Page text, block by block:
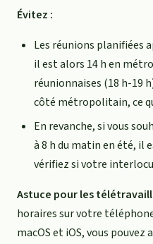
Évitez :
Les réunions planifiées
il est alors 14 h en
réunionnaises (18 h-19
côté métropolitain, ce
En revanche, si vous
à 8 h du matin en été, il
vérifiez si votre
Astuce pour les
horaires sur votre
macOS et iOS, vous